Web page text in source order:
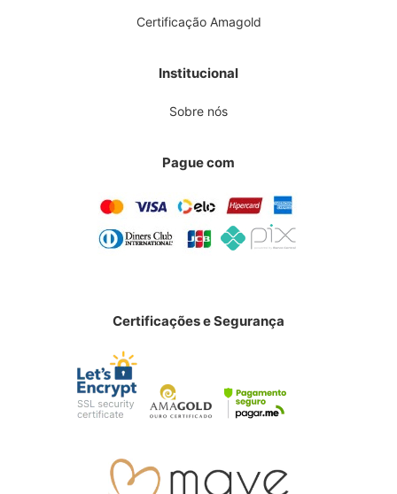
Certificação Amagold
Institucional
Sobre nós
Pague com
Certificações e Segurança